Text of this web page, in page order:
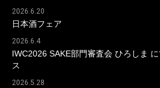
2026.6.20
日本酒フェア
2026.6.4
IWC2026 SAKE部門審査会 ひろしま
ス
2026.5.28